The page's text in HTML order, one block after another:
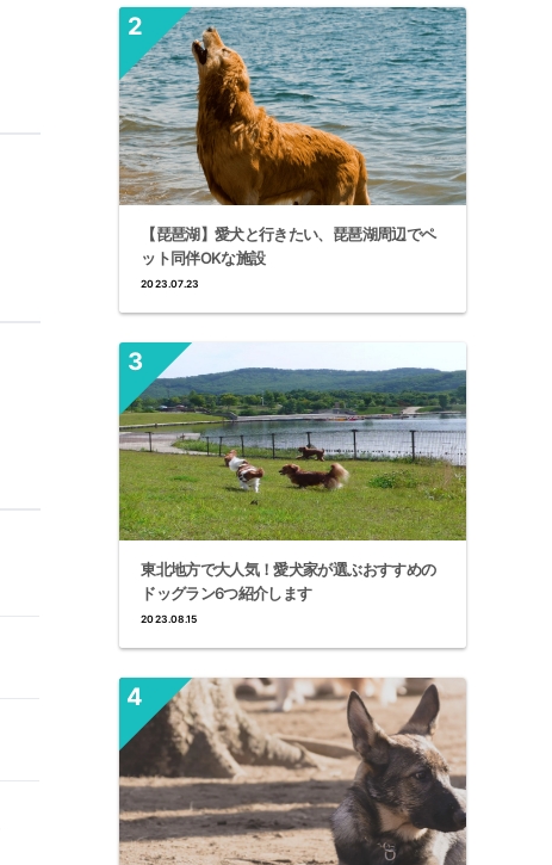
【琵琶湖】愛犬と行きたい、琵琶湖周辺でペ
ット同伴OKな施設
2023.07.23
東北地方で大人気！愛犬家が選ぶおすすめの
ドッグラン6つ紹介します
2023.08.15